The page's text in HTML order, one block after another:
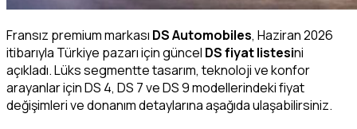
Fransız premium markası DS Automobiles, Haziran 2026
itibarıyla Türkiye pazarı için güncel DS fiyat listesini
açıkladı. Lüks segmentte tasarım, teknoloji ve konfor
arayanlar için DS 4, DS 7 ve DS 9 modellerindeki fiyat
değişimleri ve donanım detaylarına aşağıda ulaşabilirsiniz.